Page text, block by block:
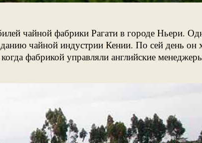
чайной фабрики Рагати в городе Ньери.
чайной индустрии Кении. По сей день он
фабрикой управляли английские